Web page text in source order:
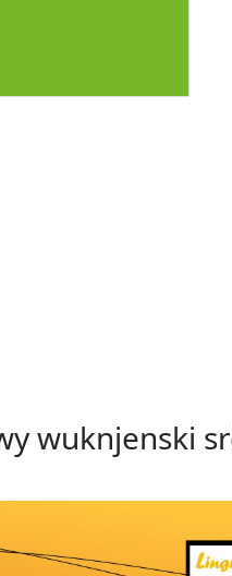
wuknjenski